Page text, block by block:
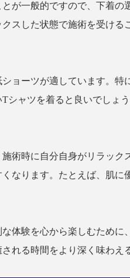
が一般的ですので、下着
スした状態で施術を受け
ョーツが適しています。
シャツを着ると良いでし
術時に自分自身がリラッ
なります。たとえば、肌
体験を心から楽しむため
れる時間をより深く味わえ